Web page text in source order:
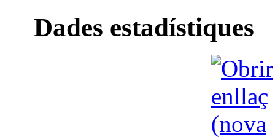
Dades estadístiques